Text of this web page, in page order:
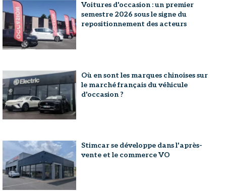
Voitures d'occasion : un premier
semestre 2026 sous le signe du
repositionnement des acteurs
Où en sont les marques chinoises sur
le marché français du véhicule
d'occasion ?
Stimcar se développe dans l'après-
vente et le commerce VO